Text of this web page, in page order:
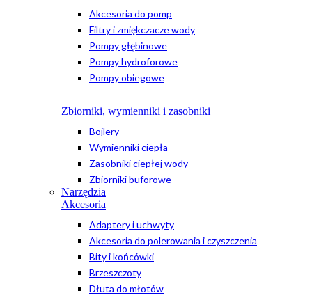
Akcesoria do pomp
Filtry i zmiękczacze wody
Pompy głębinowe
Pompy hydroforowe
Pompy obiegowe
Zbiorniki, wymienniki i zasobniki
Bojlery
Wymienniki ciepła
Zasobniki ciepłej wody
Zbiorniki buforowe
Narzędzia
Akcesoria
Adaptery i uchwyty
Akcesoria do polerowania i czyszczenia
Bity i końcówki
Brzeszczoty
Dłuta do młotów